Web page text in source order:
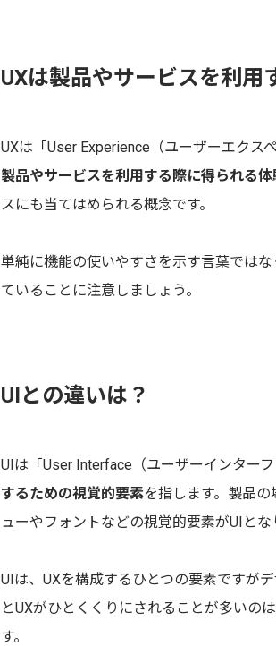
UXは製品やサービスを利
UXは「User Experience（ユーザーエクス
製品やサービスを利用する際に得られる体
スにも当てはめられる概念です。
単純に機能の使いやすさを示す言葉では
ていることに注意しましょう。
UIとの違いは？
UIは「User Interface（ユーザーインター
するための視覚的要素を指します。製品
ューやフォントなどの視覚的要素がUIとな
UIは、UXを構成するひとつの要素ですが
とUXがひとくくりにされることが多いの
す。